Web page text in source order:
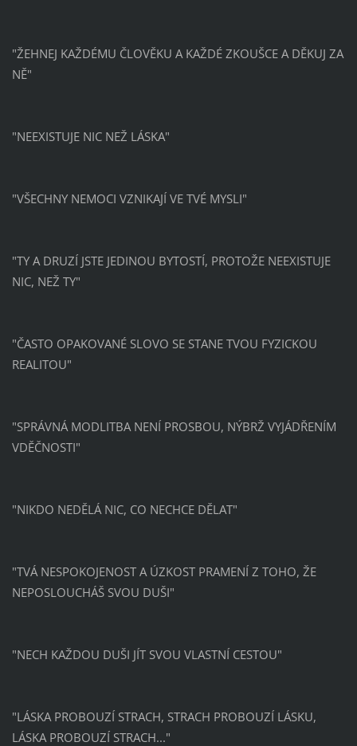
"ŽEHNEJ KAŽDÉMU ČLOVĚKU A KAŽDÉ ZKOUŠCE A DĚKUJ ZA
NĚ"
"NEEXISTUJE NIC NEŽ LÁSKA"
"VŠECHNY NEMOCI VZNIKAJÍ VE TVÉ MYSLI"
"TY A DRUZÍ JSTE JEDINOU BYTOSTÍ, PROTOŽE NEEXISTUJE
NIC, NEŽ TY"
"ČASTO OPAKOVANÉ SLOVO SE STANE TVOU FYZICKOU
REALITOU"
"SPRÁVNÁ MODLITBA NENÍ PROSBOU, NÝBRŽ VYJÁDŘENÍM
VDĚČNOSTI"
"NIKDO NEDĚLÁ NIC, CO NECHCE DĚLAT"
"TVÁ NESPOKOJENOST A ÚZKOST PRAMENÍ Z TOHO, ŽE
NEPOSLOUCHÁŠ SVOU DUŠI"
"NECH KAŽDOU DUŠI JÍT SVOU VLASTNÍ CESTOU"
"LÁSKA PROBOUZÍ STRACH, STRACH PROBOUZÍ LÁSKU,
LÁSKA PROBOUZÍ STRACH..."